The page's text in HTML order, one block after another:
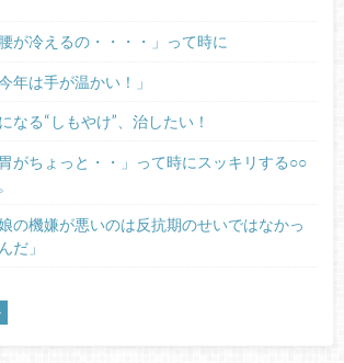
腰が冷えるの・・・・」って時に
今年は手が温かい！」
なる“しもやけ”、治したい！
胃がちょっと・・」って時にスッキリする○○
娘の機嫌が悪いのは反抗期のせいではなかっ
だ」